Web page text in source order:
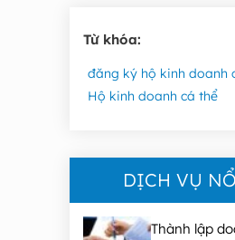
Từ khóa:
đăng ký hộ kinh doanh
Hộ kinh doanh cá thể
DỊCH VỤ
Thành lập